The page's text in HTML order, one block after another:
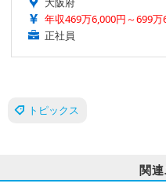
年収469万6,000円～699万
正社員
トピックス
関連